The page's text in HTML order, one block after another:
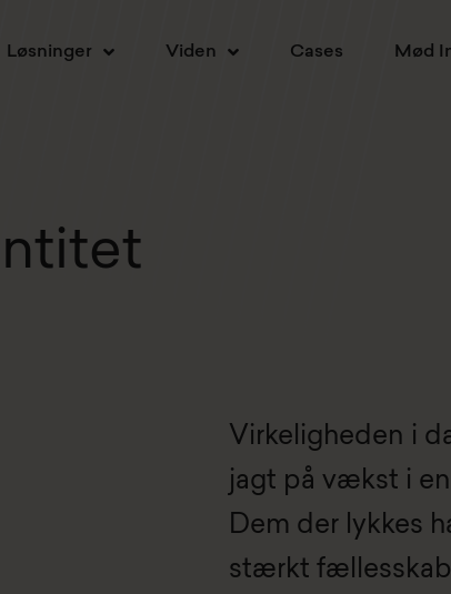
Løsninger Viden Cases Mød
Virkeligheden i
jagt på vækst i
Dem der lykkes
stærkt